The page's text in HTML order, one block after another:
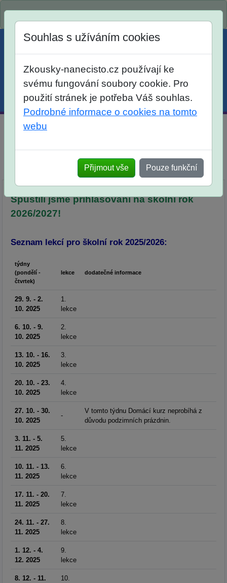
Menu Účet Košík
Seznam lekcí
Souhlas s užíváním cookies
Zkousky-nanecisto.cz používají ke
svému fungování soubory cookie. Pro
použití stránek je potřeba Váš souhlas.
Podrobné informace o cookies na tomto
webu
Přijmout vše Pouze funkční
Spustili jsme přihlašování na školní rok
2026/2027!
Seznam lekcí pro školní rok 2025/2026:
týdny
(pondělí -
čtvrtek)
lekce dodatečné informace
29. 9. - 2.
10. 2025
1.
lekce
6. 10. - 9.
10. 2025
2.
lekce
13. 10. - 16.
10. 2025
3.
lekce
20. 10. - 23.
10. 2025
4.
lekce
27. 10. - 30.
10. 2025
-
V tomto týdnu Domácí kurz neprobíhá z
důvodu podzimních prázdnin.
3. 11. - 5.
11. 2025
5.
lekce
10. 11. - 13.
11. 2025
6.
lekce
17. 11. - 20.
11. 2025
7.
lekce
24. 11. - 27.
11. 2025
8.
lekce
1. 12. - 4.
12. 2025
9.
lekce
8. 12. - 11.
10.